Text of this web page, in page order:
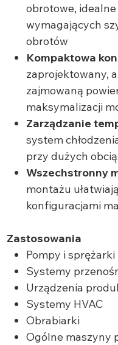
obrotowe,
wymagających
obrotów
Kompaktowa
zaprojektowany,
zajmowaną
maksymalizacji
Zarządzanie
system
przy dużych
Wszechstronny
montażu
konfiguracjami
Zastosowania
Pompy i
Systemy
Urządzenia
Systemy HVAC
Obrabiarki
Ogólne maszyny